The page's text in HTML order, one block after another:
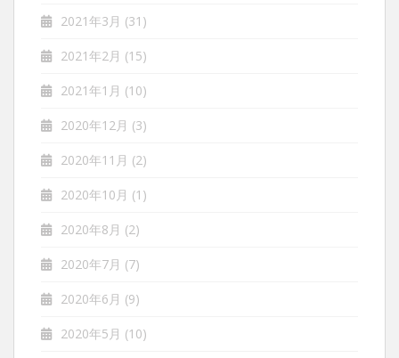
2021年3月 (31)
2021年2月 (15)
2021年1月 (10)
2020年12月 (3)
2020年11月 (2)
2020年10月 (1)
2020年8月 (2)
2020年7月 (7)
2020年6月 (9)
2020年5月 (10)